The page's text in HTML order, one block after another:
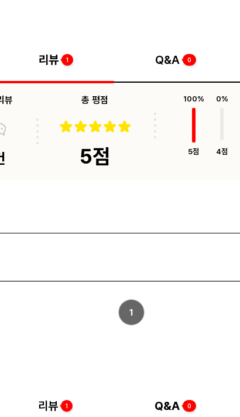
리뷰 1 Q&A 0
뷰 총 평점
5점
100%
5점
0%
4점
1
리뷰 1 Q&A 0